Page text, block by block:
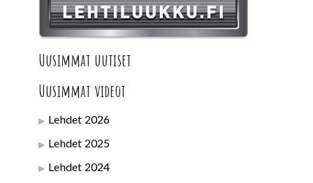
Uusimmat uutiset
Uusimmat videot
Lehdet 2026
Lehdet 2025
Lehdet 2024